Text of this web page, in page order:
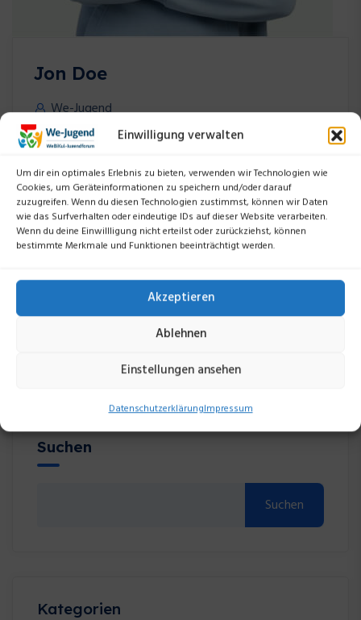
Einwilligung verwalten
Um dir ein optimales Erlebnis zu bieten, verwenden wir Technologien wie
Cookies, um Geräteinformationen zu speichern und/oder darauf
zuzugreifen. Wenn du diesen Technologien zustimmst, können wir Daten
wie das Surfverhalten oder eindeutige IDs auf dieser Website verarbeiten.
Wenn du deine Einwillligung nicht erteilst oder zurückziehst, können
bestimmte Merkmale und Funktionen beeinträchtigt werden.
Akzeptieren
Ablehnen
Einstellungen ansehen
DatenschutzerklärungImpressum
Jon Doe
We-Jugend
when an unknown printer took a galley of type and
scrambled to make a type specimen book. It has
survived not only five centuries, but also the leap into
electronic.
Suchen
Suchen
Kategorien